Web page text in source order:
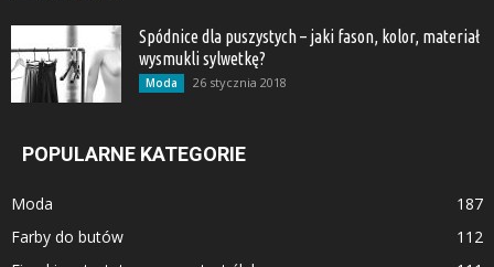
Spódnice dla puszystych – jaki fason, kolor, materiał
wysmukli sylwetkę?
Moda 26 stycznia 2018
POPULARNE KATEGORIE
Moda
187
Farby do butów
112